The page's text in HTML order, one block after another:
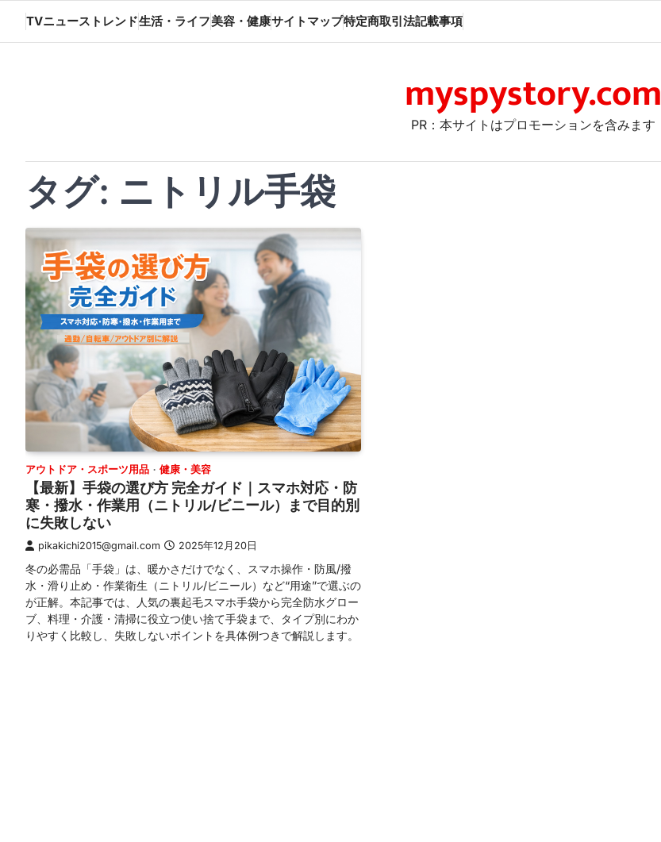
content
TVニューストレンド生活・ライフ美容・健康サイトマップ特定商取引法記載事項
myspystory.com
PR：本サイトはプロモーションを含みます
タグ: ニトリル手袋
アウトドア・スポーツ用品 健康・美容
【最新】手袋の選び方 完全ガイド｜スマホ対応・防
寒・撥水・作業用（ニトリル/ビニール）まで目的別
に失敗しない
pikakichi2015@gmail.com 2025年12月20日
冬の必需品「手袋」は、暖かさだけでなく、スマホ操作・防風/撥
水・滑り止め・作業衛生（ニトリル/ビニール）など“用途”で選ぶの
が正解。本記事では、人気の裏起毛スマホ手袋から完全防水グロー
ブ、料理・介護・清掃に役立つ使い捨て手袋まで、タイプ別にわか
りやすく比較し、失敗しないポイントを具体例つきで解説します。